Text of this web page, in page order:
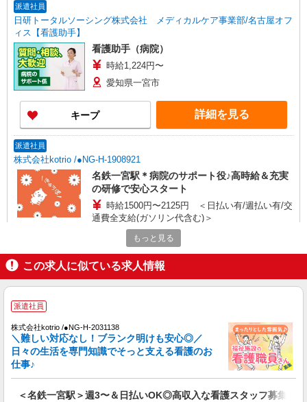
派遣社員
日研トータルソーシング株式会社 メディカルケア事業部/名古屋オフ
ィス【看護助手】
看護助手（病院）
時給1,224円〜
愛知県一宮市
キープ 詳細を見る
派遣社員
株式会社kotrio /●NG-H-1908921
名鉄一宮駅＊病院のサポート役♪高時給＆充実
の研修で安心スタート
時給1500円〜2125円 ＜日払い有/週払い有/交
通費全支給(ガソリン代含む)＞
キープ
株式会社kotrio /●NG-H-2093343
＜名鉄一宮＞元気も、プライベートも諦めない
＊週3〜OK/看護助手
時給1500円〜2125円 ＜日払い有/週払い有/交
もっと見る
この求人に似ている求人情報
派遣社員
株式会社kotrio /●NG-H-2031138
＼難しい対応なし！ブランク明けも安心◎／
日々の生活を専門知識でそっと支える看護のお
仕事♪
＜名鉄一宮駅＞週3〜＆日払いOK◎高収入な看護スタッフ募集！